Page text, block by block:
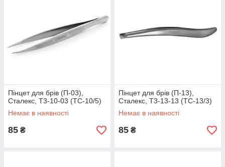
Пінцет для брів (П-03),
Сталекс, T3-10-03 (TC-10/5)
Немає в наявності
85 ₴
Пінцет для брів (П-13),
Сталекс, T3-13-13 (TC-13/3)
Немає в наявності
85 ₴